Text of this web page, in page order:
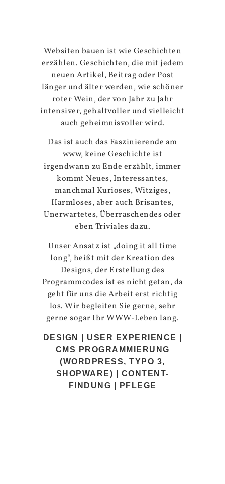
Websiten bauen ist wie Geschichten
erzählen. Geschichten, die mit jedem
neuen Artikel, Beitrag oder Post
länger und älter werden, wie schöner
roter Wein, der von Jahr zu Jahr
intensiver, gehaltvoller und vielleicht
auch geheimnisvoller wird.
Das ist auch das Faszinierende am
www, keine Geschichte ist
irgendwann zu Ende erzählt, immer
kommt Neues, Interessantes,
manchmal Kurioses, Witziges,
Harmloses, aber auch Brisantes,
Unerwartetes, Überraschendes oder
eben Triviales dazu.
Unser Ansatz ist „doing it all time
long“, heißt mit der Kreation des
Designs, der Erstellung des
Programmcodes ist es nicht getan, da
geht für uns die Arbeit erst richtig
los. Wir begleiten Sie gerne, sehr
gerne sogar Ihr WWW-Leben lang.
DESIGN | USER EXPERIENCE |
CMS PROGRAMMIERUNG
(WORDPRESS, TYPO 3,
SHOPWARE) | CONTENT-
FINDUNG | PFLEGE